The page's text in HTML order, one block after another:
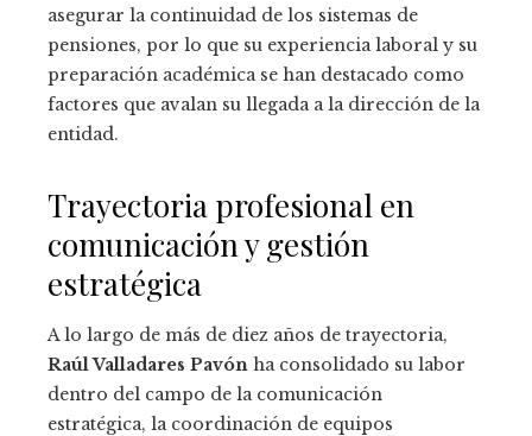
asegurar la continuidad de los sistemas de
pensiones, por lo que su experiencia laboral y su
preparación académica se han destacado como
factores que avalan su llegada a la dirección de la
entidad.
Trayectoria profesional en
comunicación y gestión
estratégica
A lo largo de más de diez años de trayectoria,
Raúl Valladares Pavón ha consolidado su labor
dentro del campo de la comunicación
estratégica, la coordinación de equipos